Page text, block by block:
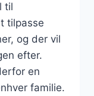
til
tilpasse
og der vil
efter.
en
familie.